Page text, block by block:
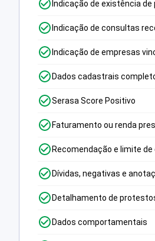
Indicação de existência
Indicação de consultas
Indicação de empresas
Dados cadastrais
Serasa Score Positivo
Faturamento ou renda
Recomendação e limite
Dívidas, negativas e
Detalhamento de
Dados comportamentais